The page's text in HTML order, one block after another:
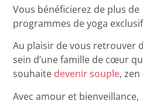
Vous bénéficierez de plus de
programmes de yoga
Au plaisir de vous retrouver
sein d’une famille de cœur
souhaite devenir souple,
Avec amour et bienveillance,